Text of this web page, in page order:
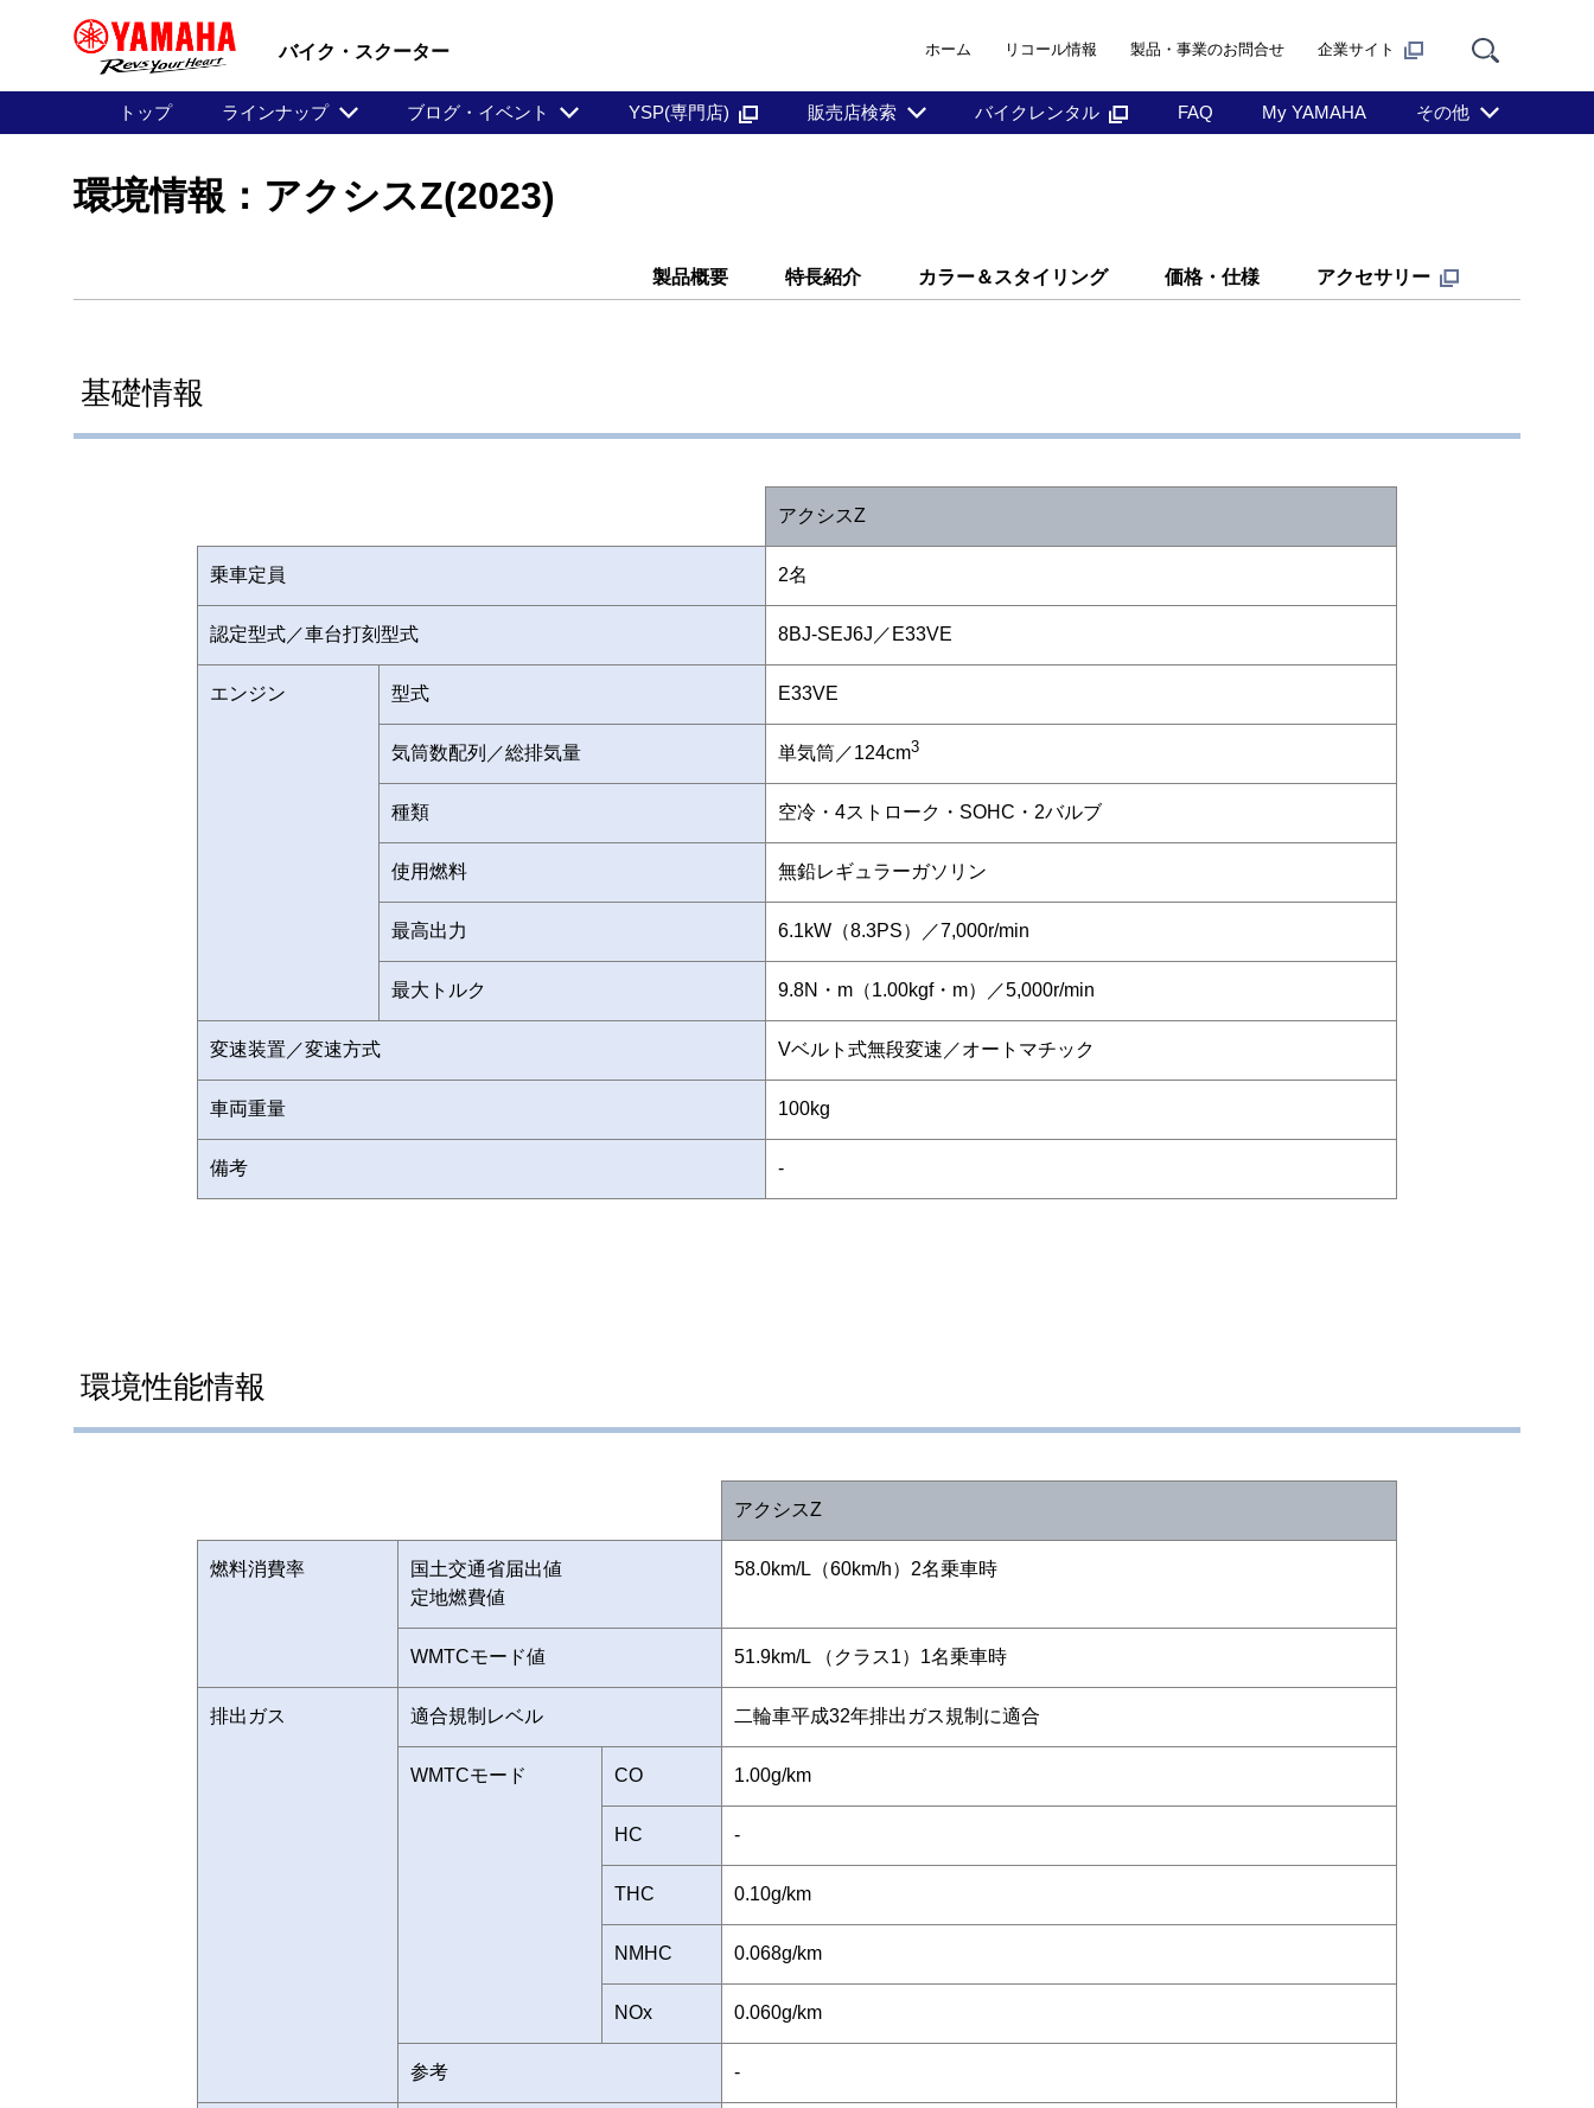
バイク・スクーター ホーム リコール情報 製品・事業のお問合せ 企業サイト
トップ ラインナップ ブログ・イベント YSP(専門店) 販売店検索 バイクレンタル FAQ My YAMAHA その他
環境情報：アクシスZ(2023)
製品概要 特長紹介 カラー＆スタイリング 価格・仕様 アクセサリー
基礎情報
アクシスZ
乗車定員 2名
認定型式／車台打刻型式 8BJ-SEJ6J／E33VE
エンジン 型式 E33VE
気筒数配列／総排気量 単気筒／124cm3
種類 空冷・4ストローク・SOHC・2バルブ
使用燃料 無鉛レギュラーガソリン
最高出力 6.1kW（8.3PS）／7,000r/min
最大トルク 9.8N・m（1.00kgf・m）／5,000r/min
変速装置／変速方式 Vベルト式無段変速／オートマチック
車両重量 100kg
備考 -
環境性能情報
アクシスZ
燃料消費率
国土交通省届出値
定地燃費値
58.0km/L（60km/h）2名乗車時
WMTCモード値 51.9km/L （クラス1）1名乗車時
排出ガス 適合規制レベル 二輪車平成32年排出ガス規制に適合
WMTCモード CO 1.00g/km
HC -
THC 0.10g/km
NMHC 0.068g/km
NOx 0.060g/km
参考 -